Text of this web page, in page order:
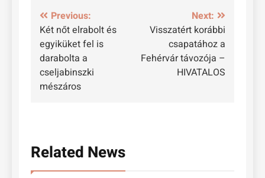
Bejegyzés
navigáció
Previous:
Két nőt elrabolt és
egyiküket fel is
darabolta a
cseljabinszki
mészáros
Next:
Visszatért korábbi
csapatához a
Fehérvár távozója –
HIVATALOS
Related News